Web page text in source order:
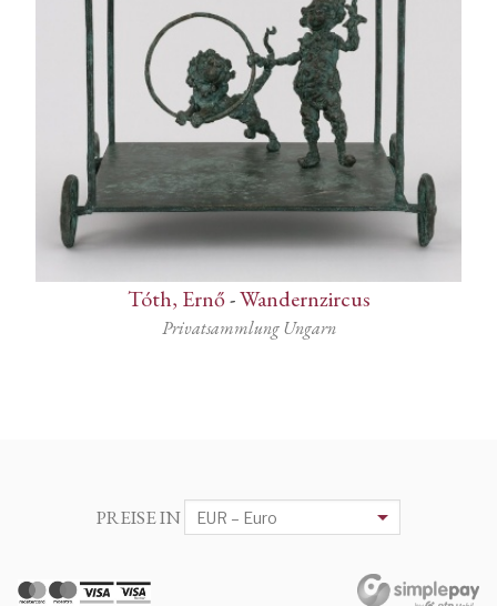
Tóth, Ernő-Wandernzircus
Privatsammlung Ungarn
PREISE IN